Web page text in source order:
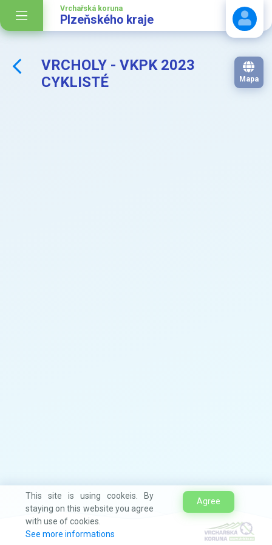
Vrchařská koruna
Plzeňského kraje
Stáhnout návod
VRCHOLY - VKPK 2023
CYKLISTÉ
Mapa
This site is using cookeis. By
staying on this website you agree
with use of cookies.
See more informations
Agree